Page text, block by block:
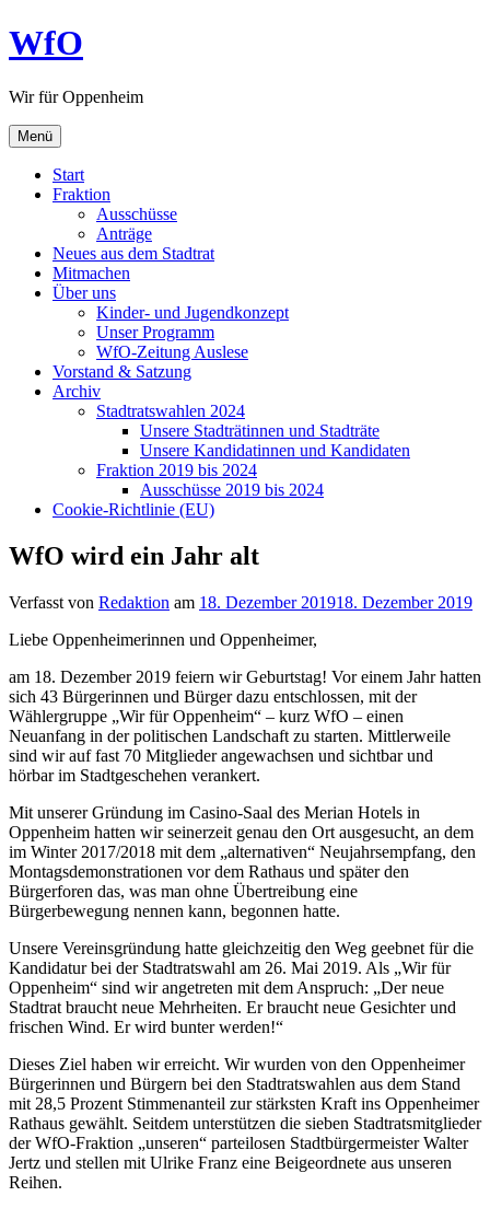
Zum
Inhalt
WfO
Wir für Oppenheim
Menü
Start
Fraktion
Ausschüsse
Anträge
Neues aus dem Stadtrat
Mitmachen
Über uns
Kinder- und Jugendkonzept
Unser Programm
WfO-Zeitung Auslese
Vorstand & Satzung
Archiv
Stadtratswahlen 2024
Unsere Stadträtinnen und Stadträte
Unsere Kandidatinnen und Kandidaten
Fraktion 2019 bis 2024
Ausschüsse 2019 bis 2024
Cookie-Richtlinie (EU)
WfO wird ein Jahr alt
Verfasst von Redaktion am 18. Dezember 201918. Dezember 2019
Liebe Oppenheimerinnen und Oppenheimer,
am 18. Dezember 2019 feiern wir Geburtstag! Vor einem Jahr hatten
sich 43 Bürgerinnen und Bürger dazu entschlossen, mit der
Wählergruppe „Wir für Oppenheim“ – kurz WfO – einen
Neuanfang in der politischen Landschaft zu starten. Mittlerweile
sind wir auf fast 70 Mitglieder angewachsen und sichtbar und
hörbar im Stadtgeschehen verankert.
Mit unserer Gründung im Casino-Saal des Merian Hotels in
Oppenheim hatten wir seinerzeit genau den Ort ausgesucht, an dem
im Winter 2017/2018 mit dem „alternativen“ Neujahrsempfang, den
Montagsdemonstrationen vor dem Rathaus und später den
Bürgerforen das, was man ohne Übertreibung eine
Bürgerbewegung nennen kann, begonnen hatte.
Unsere Vereinsgründung hatte gleichzeitig den Weg geebnet für die
Kandidatur bei der Stadtratswahl am 26. Mai 2019. Als „Wir für
Oppenheim“ sind wir angetreten mit dem Anspruch: „Der neue
Stadtrat braucht neue Mehrheiten. Er braucht neue Gesichter und
frischen Wind. Er wird bunter werden!“
Dieses Ziel haben wir erreicht. Wir wurden von den Oppenheimer
Bürgerinnen und Bürgern bei den Stadtratswahlen aus dem Stand
mit 28,5 Prozent Stimmenanteil zur stärksten Kraft ins Oppenheimer
Rathaus gewählt. Seitdem unterstützen die sieben Stadtratsmitglieder
der WfO-Fraktion „unseren“ parteilosen Stadtbürgermeister Walter
Jertz und stellen mit Ulrike Franz eine Beigeordnete aus unseren
Reihen.